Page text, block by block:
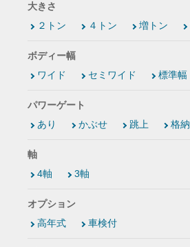
大きさ
２トン
４トン 増トン
ボディー幅
ワイド
セミワイド 標準幅
パワーゲート
あり
かぶせ 跳上 格納
軸
4軸
3軸
オプション
高年式
車検付